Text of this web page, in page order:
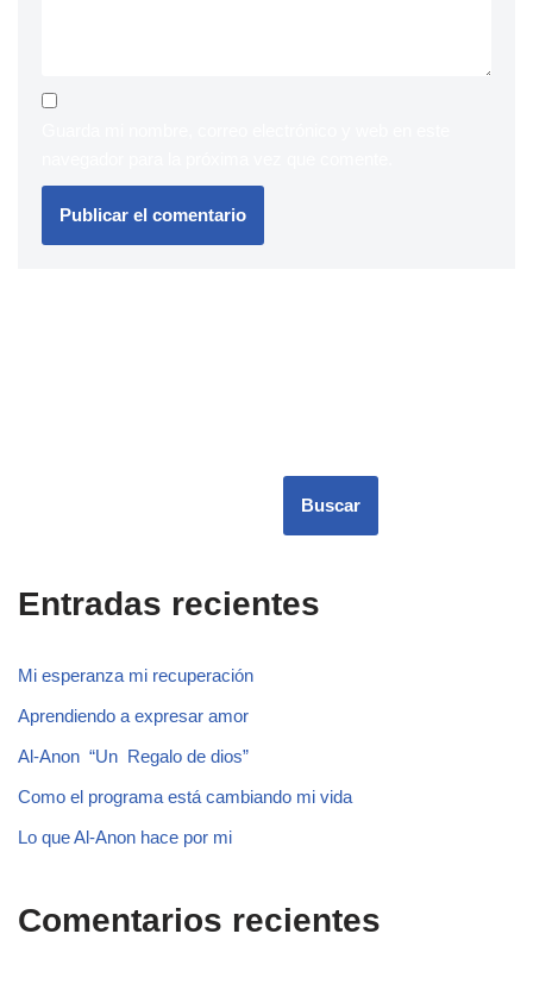
Buscar
Entradas recientes
Mi esperanza mi recuperación
Aprendiendo a expresar amor
Al-Anon “Un Regalo de dios”
Como el programa está cambiando mi vida
Lo que Al-Anon hace por mi
Comentarios recientes